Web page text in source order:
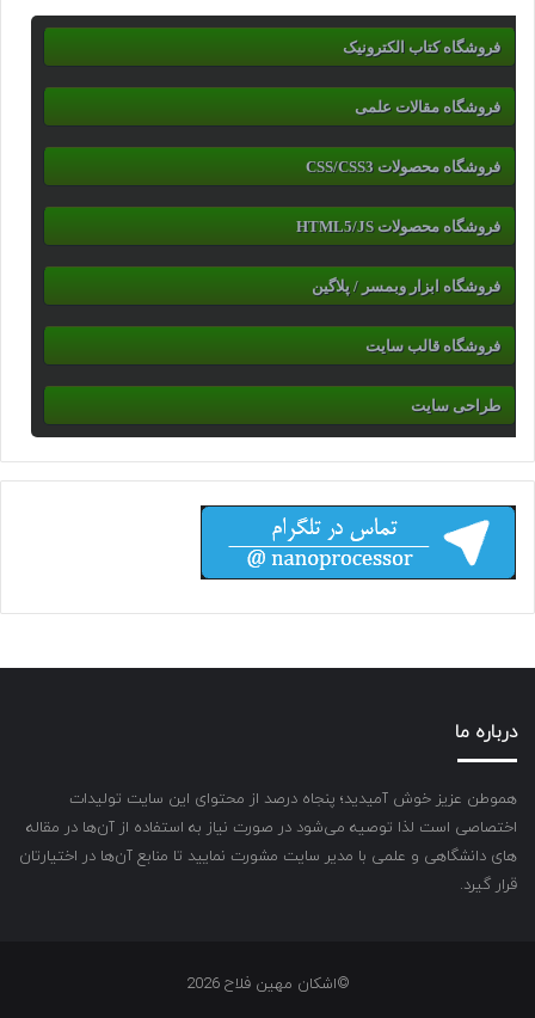
فروشگاه کتاب الکترونیک
فروشگاه مقالات علمی
فروشگاه محصولات CSS/CSS3
فروشگاه محصولات HTML5/JS
فروشگاه ابزار وبمسر / پلاگین
فروشگاه قالب سایت
طراحی سایت
درباره ما
هموطن عزیز خوش آمیدید؛ پنجاه درصد از محتوای این سایت تولیدات
اختصاصی است لذا توصیه می‌شود در صورت نیاز به استفاده از آن‌ها در مقاله
های دانشگاهی و علمی با مدیر سایت مشورت نمایید تا منابع آن‌ها در اختیارتان
قرار گیرد.
©اشکان مهین فلاح 2026